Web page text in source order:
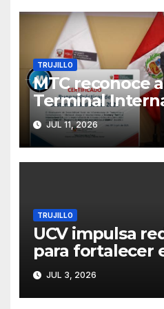
TRUJILLO
MTC reconoce
Terminal
impulsar
brinda una
oportunidad
JUL 11, 2026
TRUJILLO
UCV impulsa
para fortalecer
con el programa
JUL 3, 2026